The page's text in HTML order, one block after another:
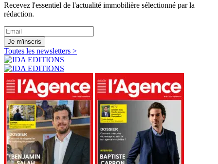
Recevez l'essentiel de l'actualité immobilière sélectionné par la
rédaction.
Je m'inscris
Toutes les newsletters >